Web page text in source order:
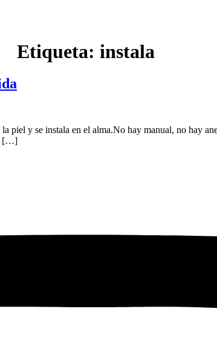
Etiqueta: instala
piel y se instala en el alma.No hay manual, no hay
[…]